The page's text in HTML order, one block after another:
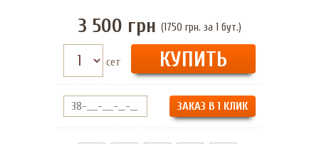
3 500 грн (1750 грн. за 1 бут.)
сет
ЗАКАЗ В 1 КЛИК